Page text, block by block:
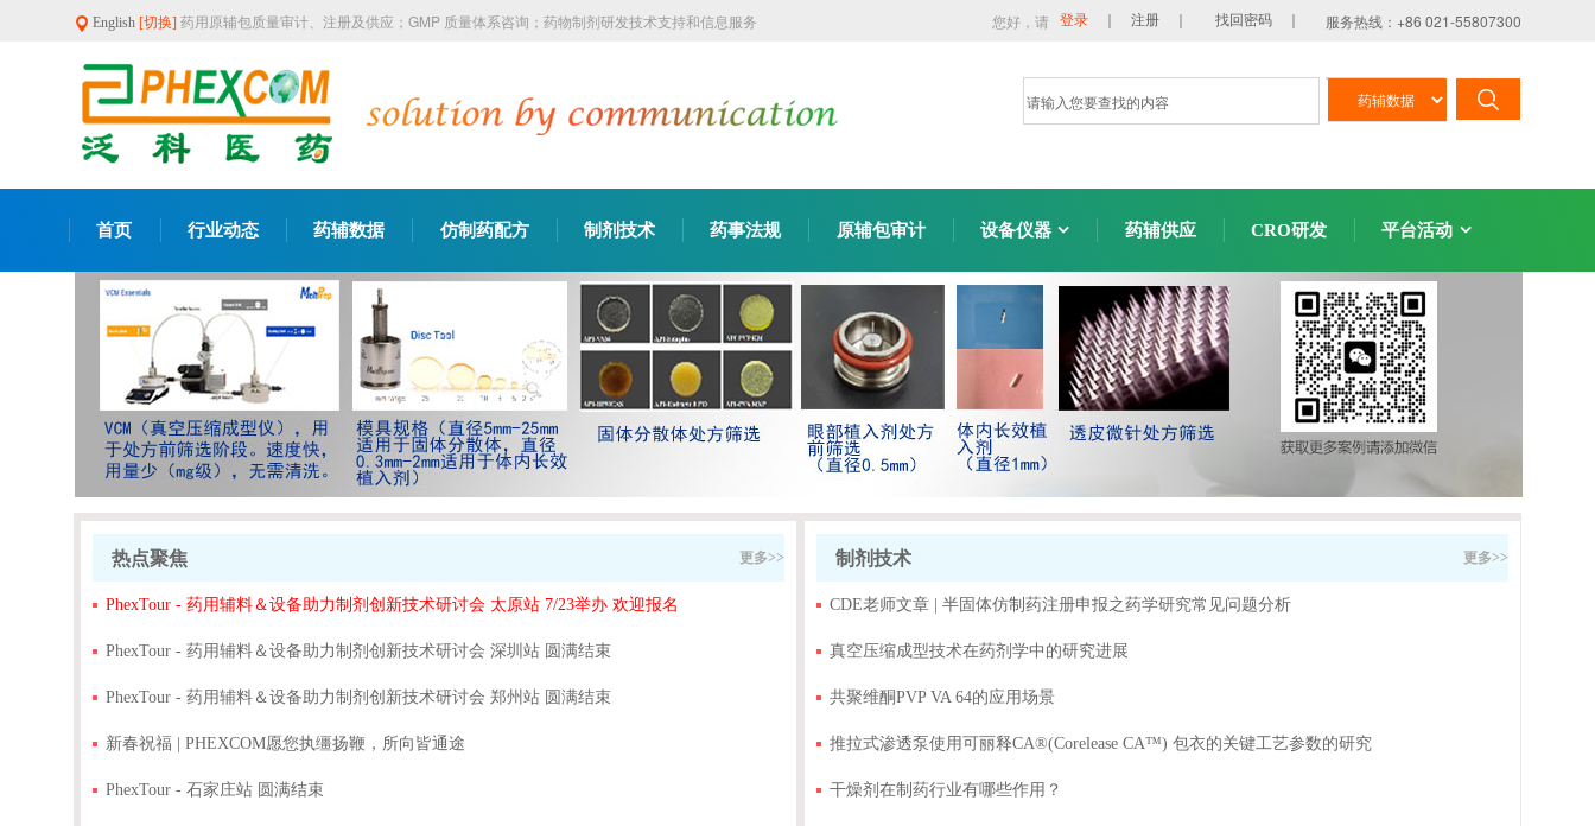
您好，请 登录 ｜ 注册 ｜ 找回密码 ｜ 服务热线：+86 021-55807300
English [切换] 药用原辅包质量审计、注册及供应；GMP 质量体系咨询；药物制剂研发技术支持和信息服务
首页 行业动态 药辅数据 仿制药配方 制剂技术 药事法规 原辅包审计 设备仪器 药辅供应 CRO研发 平台活动
热点聚焦 更多>>
PhexTour - 药用辅料＆设备助力制剂创新技术研讨会 太原站 7/23举办 欢迎报名
PhexTour - 药用辅料＆设备助力制剂创新技术研讨会 深圳站 圆满结束
PhexTour - 药用辅料＆设备助力制剂创新技术研讨会 郑州站 圆满结束
新春祝福 | PHEXCOM愿您执缰扬鞭，所向皆通途
PhexTour - 石家庄站 圆满结束
制剂技术 更多>>
CDE老师文章 | 半固体仿制药注册申报之药学研究常见问题分析
真空压缩成型技术在药剂学中的研究进展
共聚维酮PVP VA 64的应用场景
推拉式渗透泵使用可丽释CA®(Corelease CA™) 包衣的关键工艺参数的研究
干燥剂在制药行业有哪些作用？